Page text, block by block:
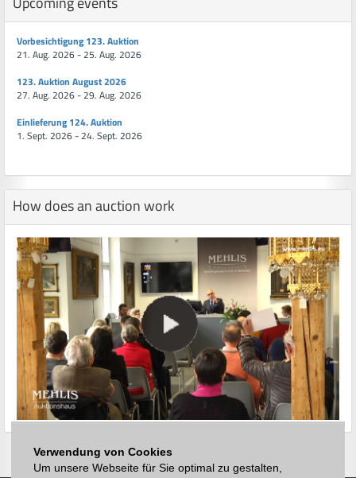
Verwendung von Cookies
Um unsere Webseite für Sie optimal zu gestalten,
Vorbesichtigung 123. Auktion
21. Aug. 2026 - 25. Aug. 2026
123. Auktion August 2026
27. Aug. 2026 - 29. Aug. 2026
Einlieferung 124. Auktion
1. Sept. 2026 - 24. Sept. 2026
How does an auction work